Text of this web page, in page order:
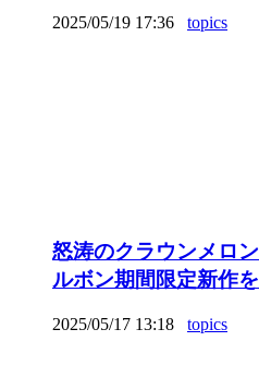
2025/05/19 17:36 topics
怒涛のクラウンメロ
ルボン期間限定新作
2025/05/17 13:18 topics